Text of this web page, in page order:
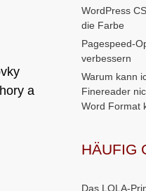
a
WordPress
die Farbe
Pagespeed-
verbessern
Warum kann
Finereader
Word Format
HÄUFIG
Das LOLA-